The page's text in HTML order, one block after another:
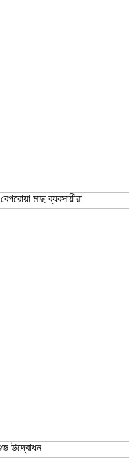
মাছ ব্যবসায়ীরা
শুভ উদ্বোধন